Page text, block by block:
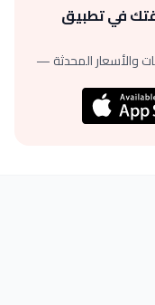
في تطبيق
والأسعار المحدثة —